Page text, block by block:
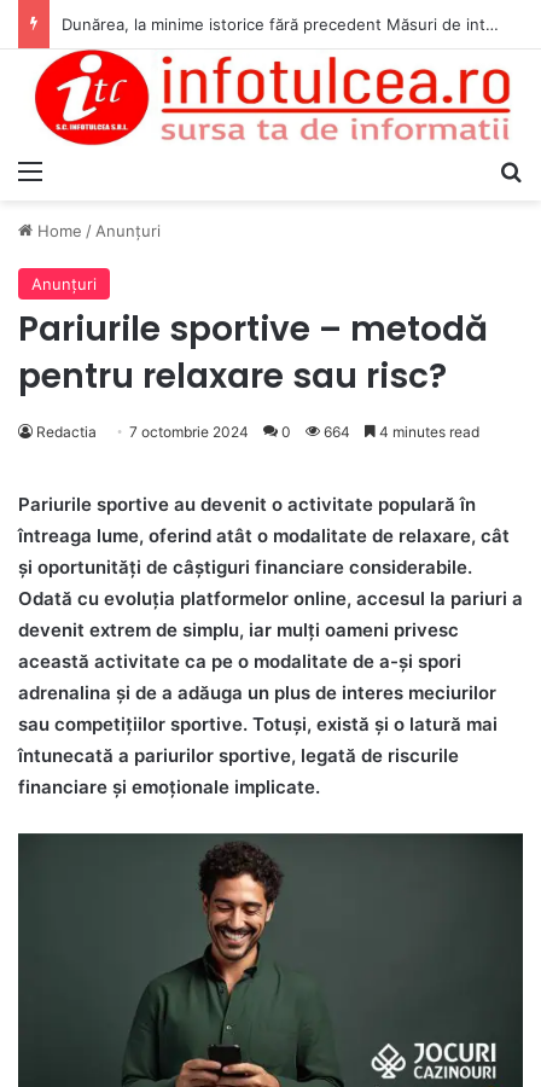
Dunărea, la minime istorice fără precedent Măsuri de intervenție pentru menținerea debitelor minime, necesare pentru producția de energie nucleară
Home / Anunţuri
Anunţuri
Pariurile sportive – metodă
pentru relaxare sau risc?
Redactia 7 octombrie 2024 0 664 4 minutes read
Pariurile sportive au devenit o activitate populară în
întreaga lume, oferind atât o modalitate de relaxare, cât
și oportunități de câștiguri financiare considerabile.
Odată cu evoluția platformelor online, accesul la pariuri a
devenit extrem de simplu, iar mulți oameni privesc
această activitate ca pe o modalitate de a-și spori
adrenalina și de a adăuga un plus de interes meciurilor
sau competițiilor sportive. Totuși, există și o latură mai
întunecată a pariurilor sportive, legată de riscurile
financiare și emoționale implicate.